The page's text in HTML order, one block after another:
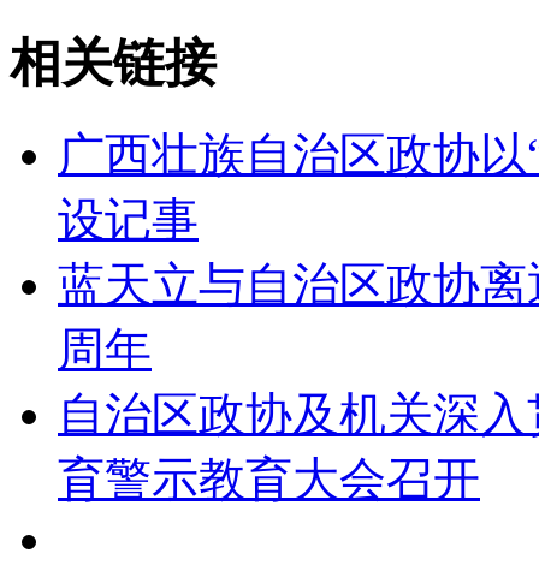
相关链接
广西壮族自治区政协
设记事
蓝天立与自治区政协
周年
自治区政协及机关深
育警示教育大会召开